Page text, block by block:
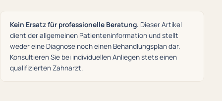
Kein Ersatz für professionelle Beratung. Dieser Artikel
dient der allgemeinen Patienteninformation und stellt
weder eine Diagnose noch einen Behandlungsplan dar.
Konsultieren Sie bei individuellen Anliegen stets einen
qualifizierten Zahnarzt.